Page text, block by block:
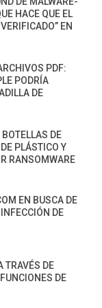
HACE QUE EL
EN
PDF:
PODRÍA
DE
BOTELLAS DE
PLÁSTICO Y
RANSOMWARE
EN BUSCA DE
DE
TRAVÉS DE
DE